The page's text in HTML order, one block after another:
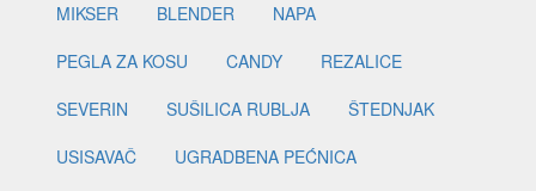
MIKSER
BLENDER
NAPA
PEGLA ZA KOSU
CANDY
REZALICE
SEVERIN
SUŠILICA RUBLJA
ŠTEDNJAK
USISAVAČ
UGRADBENA PEĆNICA